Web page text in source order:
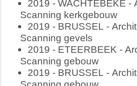
2019 - WACHTEBEKE -
Scanning kerkgebouw
2019 - BRUSSEL -
Scanning gevels
2019 - ETEERBEEK -
Scanning gebouw
2019 - BRUSSEL -